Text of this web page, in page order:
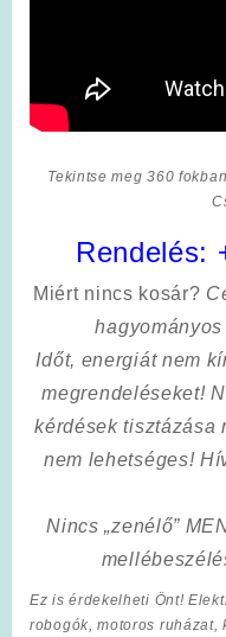
Tekintse meg 360
Rendelés:
Miért nincs kosár?
Időt, energiát nem
megrendeléseket!
kérdések tisztázása
nem lehetséges!
Nincs „zenélő”
Ez is érdekelheti Önt!
robogók, motoros